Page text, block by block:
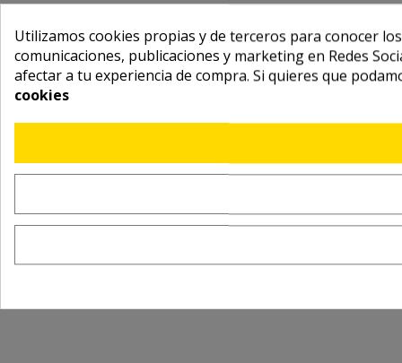
Utilizamos cookies propias y de terceros para conocer
comunicaciones, publicaciones y marketing en Redes
afectar a tu experiencia de compra. Si quieres que
cookies